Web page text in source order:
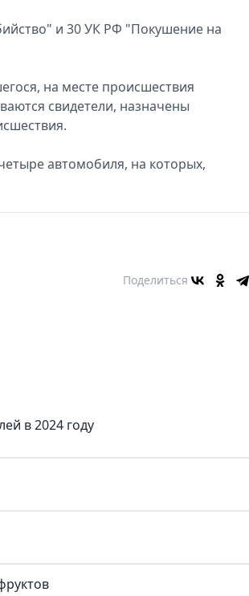
и 30 УК РФ "Покушение на
на месте происшествия
свидетели, назначены
автомобиля, на которых,
Поделиться
в 2024 году